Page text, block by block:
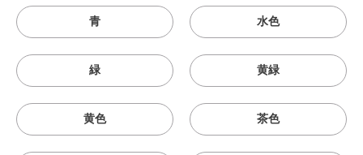
青 水色
緑 黄緑
黄色 茶色